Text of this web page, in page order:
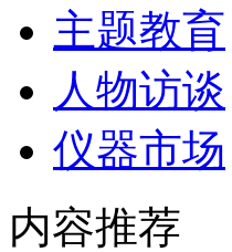
主题教育
人物访谈
仪器市场
内容推荐